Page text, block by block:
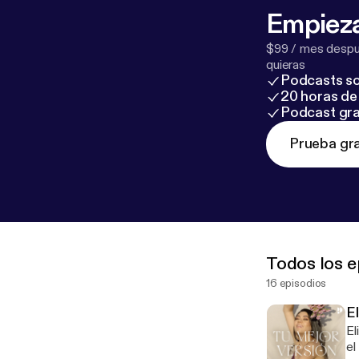
$99 / mes
quieras
Podcasts
20 horas
Podcast
Prueba
Todos los
16 episodios
el